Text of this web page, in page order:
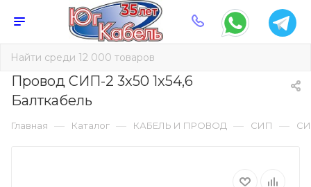
Провод СИП-2 3х50 1х54,6
Балткабель
Главная — Каталог — КАБЕЛЬ И ПРОВОД — СИП —